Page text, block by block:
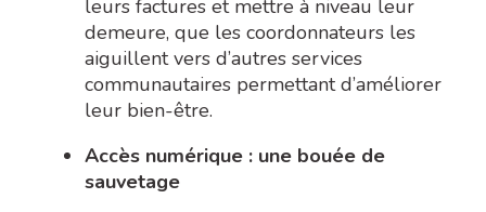
leurs factures et mettre à niveau leur
demeure, que les coordonnateurs les
aiguillent vers d’autres services
communautaires permettant d’améliorer
leur bien-être.
Accès numérique : une bouée de
sauvetage